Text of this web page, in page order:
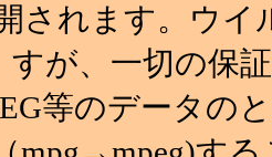
されます。ウ
すが、一切の保
等のデータの